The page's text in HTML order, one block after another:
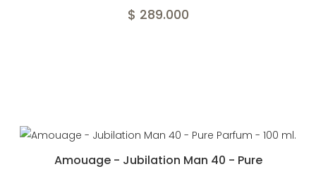
$ 289.000
Amouage - Jubilation Man 40 - Pure